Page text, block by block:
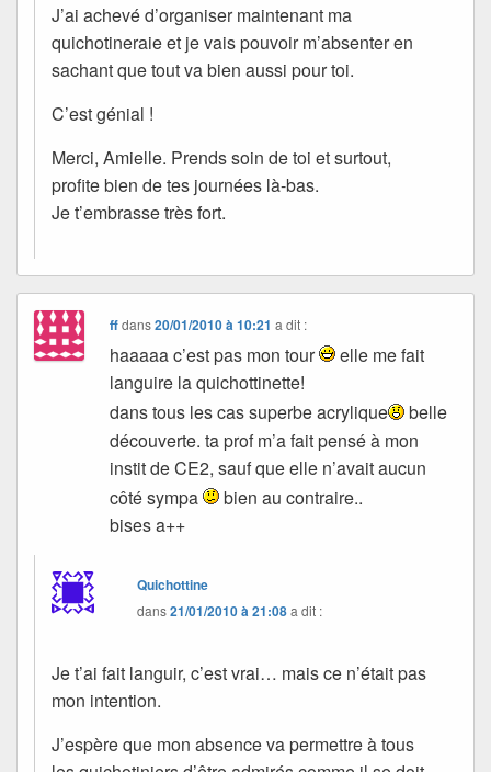
J’ai achevé d’organiser maintenant ma
quichotineraie et je vais pouvoir m’absenter en
sachant que tout va bien aussi pour toi.
C’est génial !
Merci, Amielle. Prends soin de toi et surtout,
profite bien de tes journées là-bas.
Je t’embrasse très fort.
ffdans20/01/2010 à 10:21 a dit :
haaaaa c’est pas mon tour
elle me fait
languire la quichottinette!
dans tous les cas superbe acrylique
belle
découverte. ta prof m’a fait pensé à mon
instit de CE2, sauf que elle n’avait aucun
côté sympa
bien au contraire..
bises a++
Quichottine
dans21/01/2010 à 21:08a dit :
Je t’ai fait languir, c’est vrai… mais ce n’était pas
mon intention.
J’espère que mon absence va permettre à tous